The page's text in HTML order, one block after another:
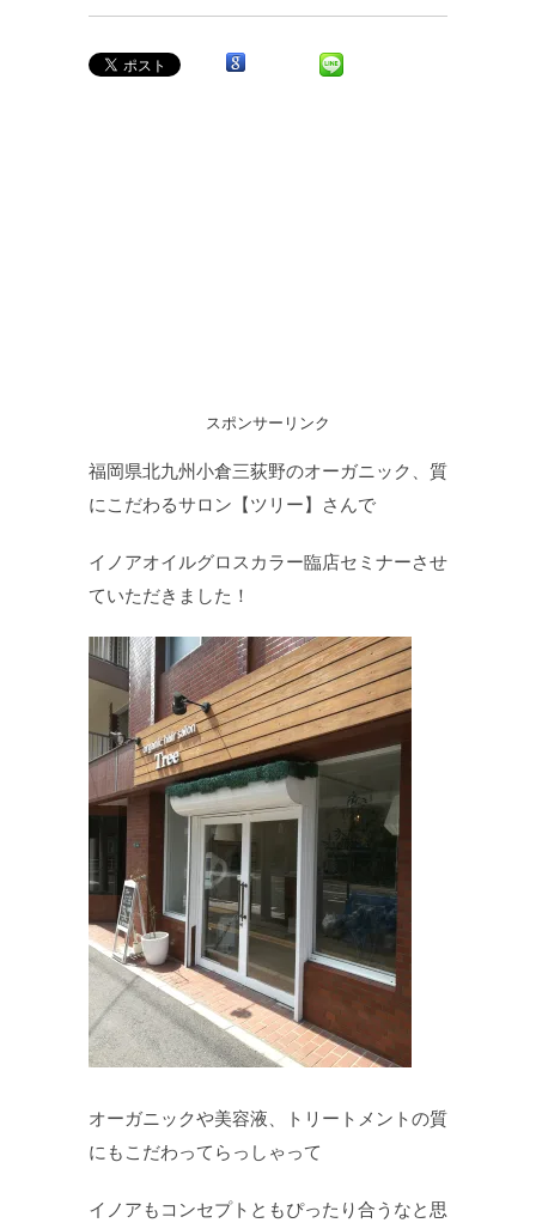
スポンサーリンク
福岡県北九州小倉三荻野のオーガニック、質
にこだわるサロン【ツリー】さんで
イノアオイルグロスカラー臨店セミナーさせ
ていただきました！
オーガニックや美容液、トリートメントの質
にもこだわってらっしゃって
イノアもコンセプトともぴったり合うなと思